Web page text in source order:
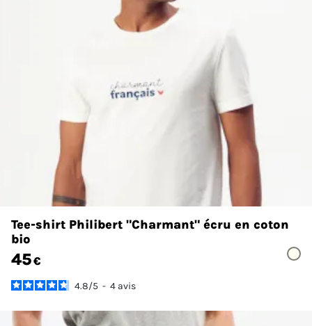
Tee-shirt Philibert "Charmant" écru en coton
bio
45€
4.8/5 - 4 avis